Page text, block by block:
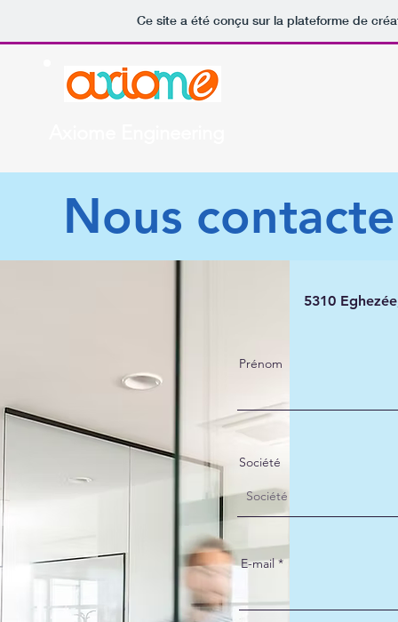
Ce site a été conçu sur la plateforme de
Nous
5310
Prénom
Société
E-mail